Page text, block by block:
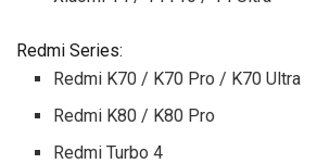
Redmi Series:
Redmi K70 / K70 Pro / K70 Ultra
Redmi K80 / K80 Pro
Redmi Turbo 4